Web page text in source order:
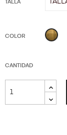
TALLA
COLOR
CANTIDAD